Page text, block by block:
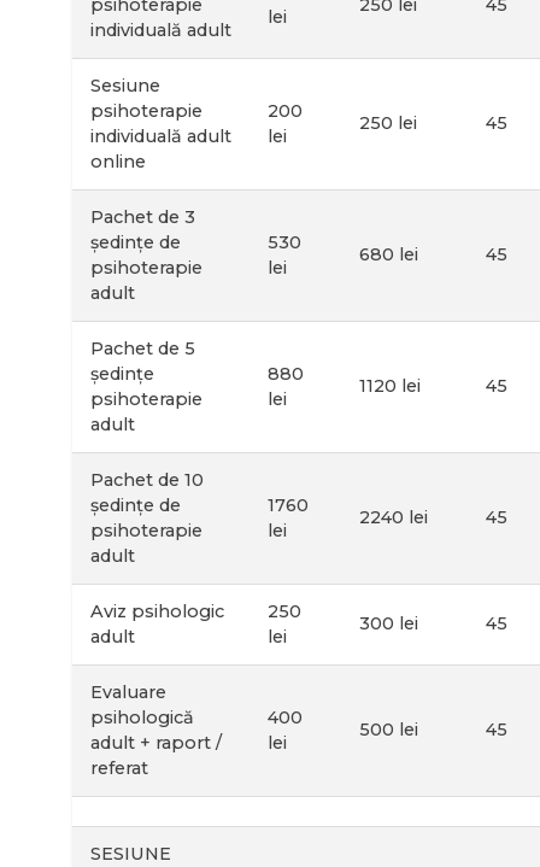
psihoterapie
individuală adult
lei
250 lei 45
Sesiune
psihoterapie
individuală adult
online
200
lei
250 lei 45
Pachet de 3
ședințe de
psihoterapie
adult
530
lei
680 lei 45
Pachet de 5
ședințe
psihoterapie
adult
880
lei
1120 lei 45
Pachet de 10
ședințe de
psihoterapie
adult
1760
lei
2240 lei 45
Aviz psihologic
adult
250
lei
300 lei 45
Evaluare
psihologică
adult + raport /
referat
400
lei
500 lei 45
SESIUNE